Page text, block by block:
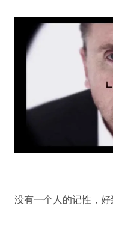
没有一个人的记性，好